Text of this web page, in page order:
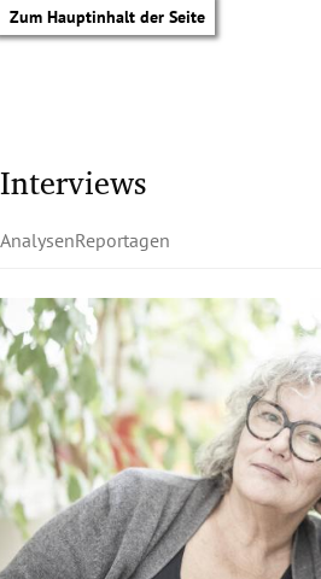
Zum Hauptinhalt der Seite
Untermenü
Untermenü
Interviews
AnalysenReportagen